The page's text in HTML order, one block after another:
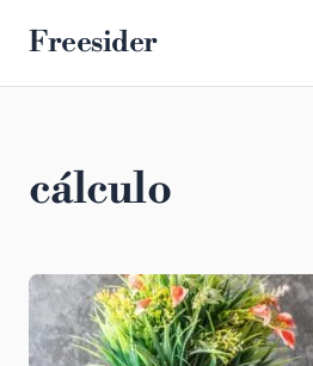
Freesider
cálculo